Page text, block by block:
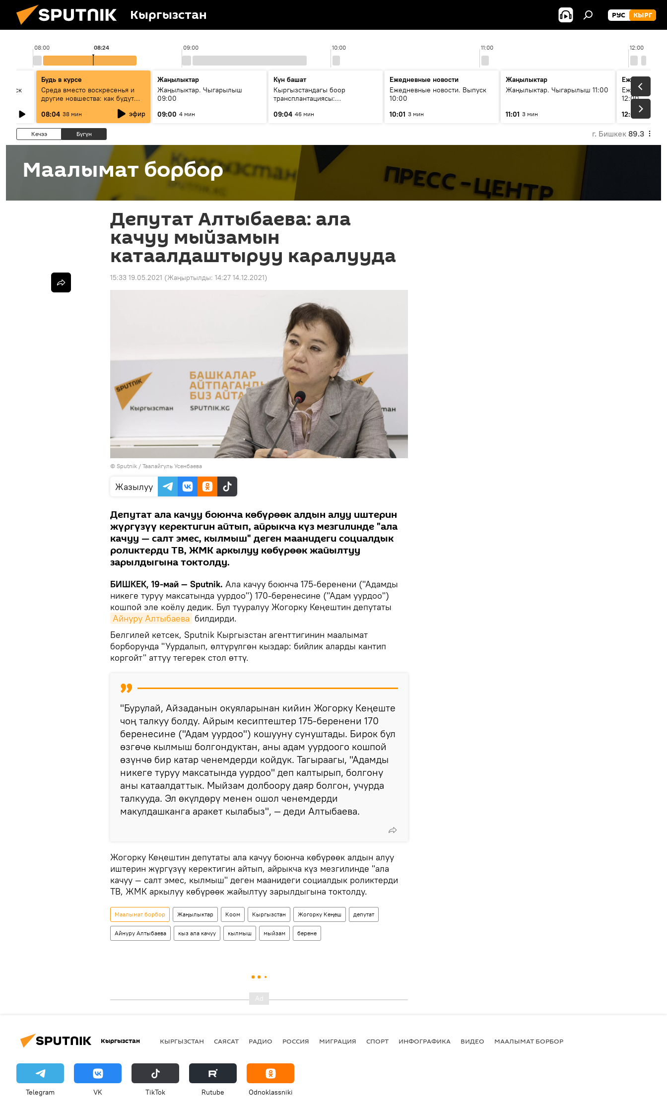
Кыргызстан РУС КЫРГ
08:00 09:00 10:00 11:00 12:00
08:24
Будь в курсе
Среда вместо воскресенья и
другие новшества: как будут
проходить выборы в КР?
08:04 38 мин эфир
Жаңылыктар
Жаңылыктар. Чыгарылыш
09:00
09:00 4 мин
Күн башат
Кыргызстандагы боор
трансплантациясы:
келечеги
09:04 46 мин
Ежедневные новости
Ежедневные новости. Выпуск
10:00
10:01 3 мин
Жаңылыктар
Жаңылыктар. Чыгарылыш 11:00
11:01 3 мин
Ежедневные
Ежедневные
12:00
12:01
3 мин
Кечээ Бүгүн г. Бишкек 89.3
Маалымат борбор
Депутат Алтыбаева: ала
качуу мыйзамын
катаалдаштыруу каралууда
15:33 19.05.2021 (Жаңыртылды: 14:27 14.12.2021)
© Sputnik / Таалайгуль Усенбаева
Жазылуу
Депутат ала качуу боюнча көбүрөөк алдын алуу иштерин
жүргүзүү керектигин айтып, айрыкча күз мезгилинде "ала
качуу — салт эмес, кылмыш" деген маанидеги социалдык
роликтерди ТВ, ЖМК аркылуу көбүрөөк жайылтуу
зарылдыгына токтолду.
БИШКЕК, 19-май — Sputnik. Ала качуу боюнча 175-беренени ("Адамды
никеге туруу максатында уурдоо") 170-беренесине ("Адам уурдоо")
кошпой эле коёлу дедик. Бул тууралуу Жогорку Кеңештин депутаты
Айнуру Алтыбаева билдирди.
Белгилей кетсек, Sputnik Кыргызстан агенттигинин маалымат
борборунда "Уурдалып, өлтүрүлгөн кыздар: бийлик аларды кантип
коргойт" аттуу тегерек стол өттү.
"Бурулай, Айзаданын окуяларынан кийин Жогорку Кеңеште
чоң талкуу болду. Айрым кесиптештер 175-беренени 170
беренесине ("Адам уурдоо") кошууну сунуштады. Бирок бул
өзгөчө кылмыш болгондуктан, аны адам уурдоого кошпой
өзүнчө бир катар ченемдерди койдук. Тагыраагы, "Адамды
никеге туруу максатында уурдоо" деп калтырып, болгону
аны катаалдаттык. Мыйзам долбоору даяр болгон, учурда
талкууда. Эл өкүлдөрү менен ошол ченемдерди
макулдашканга аракет кылабыз", — деди Алтыбаева.
Жогорку Кеңештин депутаты ала качуу боюнча көбүрөөк алдын алуу
иштерин жүргүзүү керектигин айтып, айрыкча күз мезгилинде "ала
качуу — салт эмес, кылмыш" деген маанидеги социалдык роликтерди
ТВ, ЖМК аркылуу көбүрөөк жайылтуу зарылдыгына токтолду.
Маалымат борбор Жаңылыктар Коом Кыргызстан Жогорку Кеңеш депутат
Айнуру Алтыбаева кыз ала качуу кылмыш мыйзам берене
Кыргызстан КЫРГЫЗСТАН САЯСАТ РАДИО РОССИЯ МИГРАЦИЯ СПОРТ ИНФОГРАФИКА ВИДЕО МААЛЫМАТ БОРБОР
Telegram VK ТikТоk Rutube Odnoklassniki